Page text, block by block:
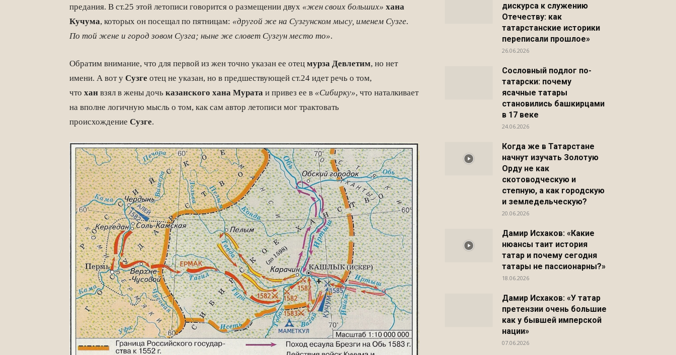
предания. В ст.25 этой летописи говорится о размещении двух «жен своих больших» хана
Кучума, которых он посещал по пятницам: «другой же на Сузгунском мысу, именем Сузге.
По той жене и город зовом Сузга; ныне же словет Сузгун место то».
Обратим внимание, что для первой из жен точно указан ее отец мурза Девлетим, но нет
имени. А вот у Сузге отец не указан, но в предшествующей ст.24 идет речь о том,
что хан взял в жены дочь казанского хана Мурата и привез ее в «Сибирку», что наталкивает
на вполне логичную мысль о том, как сам автор летописи мог трактовать
происхождение Сузге.
дискурса к служению
Отечеству: как
татарстанские историки
переписали прошлое»
26.06.2026
Сословный подлог по-
татарски: почему
ясачные татары
становились башкирцами
в 17 веке
24.06.2026
Когда же в Татарстане
начнут изучать Золотую
Орду не как
скотоводческую и
степную, а как городскую
и земледельческую?
20.06.2026
Дамир Исхаков: «Какие
нюансы таит история
татар и почему сегодня
татары не пассионарны?»
18.06.2026
Дамир Исхаков: «У татар
претензии очень большие
как у бывшей имперской
нации»
07.06.2026